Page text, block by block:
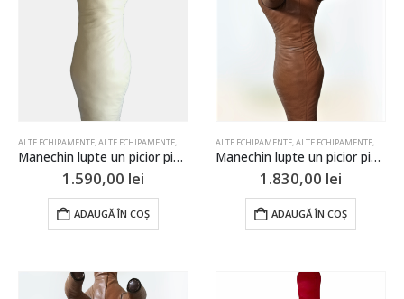
ALTE ECHIPAMENTE,ALTE ECHIPAMENTE, BOX SI ARTE MARTIALE,ECHIPAMENTE LUPTE,JUDO ,LUPTE
Manechin lupte un picior piele 130cm
1.590,00 lei
ADAUGĂ ÎN COȘ
ALTE ECHIPAMENTE,ALTE ECHIPAMENTE, BOX SI
Manechin lupte un picior piele 150cm
1.830,00 lei
ADAUGĂ ÎN COȘ